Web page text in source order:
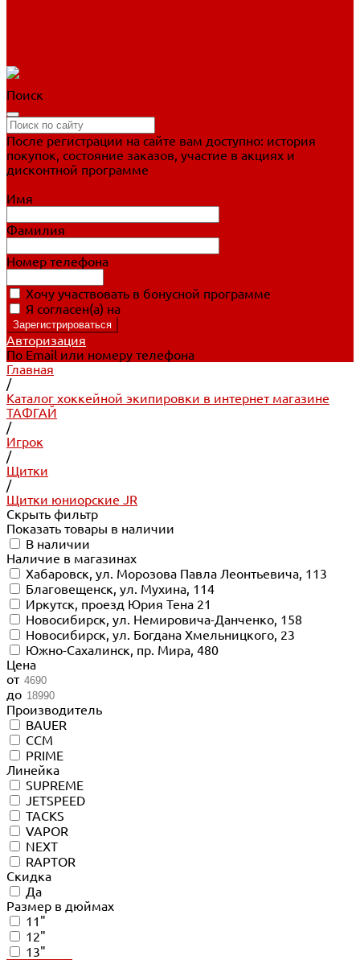
Поиск
После регистрации на сайте вам доступно: история
покупок, состояние заказов, участие в акциях и
дисконтной программе
Имя
Фамилия
Номер телефона
Хочу участвовать в бонусной программе
Я согласен(а) на
Авторизация
По Email или номеру телефона
Главная
/
Каталог хоккейной экипировки в интернет магазине
ТАФГАЙ
/
Игрок
/
Щитки
/
Щитки юниорские JR
Скрыть фильтр
Показать товары в наличии
В наличии
Наличие в магазинах
Хабаровск, ул. Морозова Павла Леонтьевича, 113
Благовещенск, ул. Мухина, 114
Иркутск, проезд Юрия Тена 21
Новосибирск, ул. Немировича-Данченко, 158
Новосибирск, ул. Богдана Хмельницкого, 23
Южно-Сахалинск, пр. Мира, 480
Цена
от
до
Производитель
BAUER
CCM
PRIME
Линейка
SUPREME
JETSPEED
TACKS
VAPOR
NEXT
RAPTOR
Скидка
Да
Размер в дюймах
11"
12"
13"